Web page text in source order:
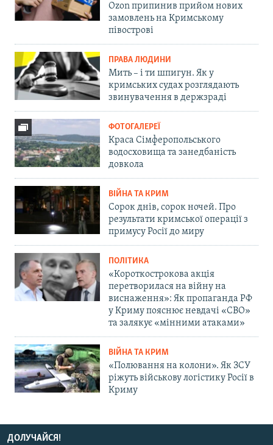
Ozon припинив прийом нових
замовлень на Кримському
півострові
ПРАВА ЛЮДИНИ
Мить – і ти шпигун. Як у
кримських судах розглядають
звинувачення в держзраді
ФОТОГАЛЕРЕЇ
Краса Сімферопольського
водосховища та занедбаність
довкола
ВІЙНА ТА КРИМ
Сорок днів, сорок ночей. Про
результати кримської операції з
примусу Росії до миру
ПОЛІТИКА
«Короткострокова акція
перетворилася на війну на
виснаження»: Як пропаганда РФ
у Криму пояснює невдачі «СВО»
та залякує «мінними атаками»
ВІЙНА ТА КРИМ
«Полювання на колони». Як ЗСУ
ріжуть військову логістику Росії в
Криму
ДОЛУЧАЙСЯ!